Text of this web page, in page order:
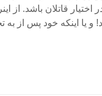
قاتلان باشد. از
و یا اینکه خود پس از